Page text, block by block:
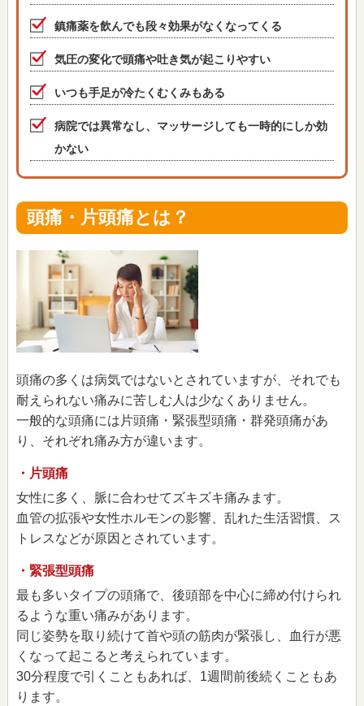
鎮痛薬を飲んでも段々効果がなくなってくる
気圧の変化で頭痛や吐き気が起こりやすい
いつも手足が冷たくむくみもある
病院では異常なし、マッサージしても一時的にしか効
かない
頭痛・片頭痛とは？
頭痛の多くは病気ではないとされていますが、それでも
耐えられない痛みに苦しむ人は少なくありません。
一般的な頭痛には片頭痛・緊張型頭痛・群発頭痛があ
り、それぞれ痛み方が違います。
・片頭痛
女性に多く、脈に合わせてズキズキ痛みます。
血管の拡張や女性ホルモンの影響、乱れた生活習慣、ス
トレスなどが原因とされています。
・緊張型頭痛
最も多いタイプの頭痛で、後頭部を中心に締め付けられ
るような重い痛みがあります。
同じ姿勢を取り続けて首や頭の筋肉が緊張し、血行が悪
くなって起こると考えられています。
30分程度で引くこともあれば、1週間前後続くこともあ
ります。